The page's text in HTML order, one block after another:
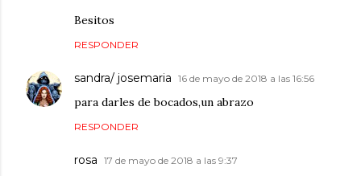
Besitos
RESPONDER
sandra/ josemaria 16 de mayo de 2018 a las 16:56
para darles de bocados,un abrazo
RESPONDER
rosa 17 de mayo de 2018 a las 9:37